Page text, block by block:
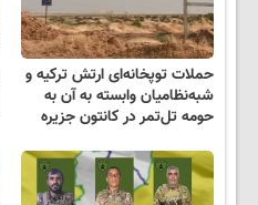
حملات توپخانه‌ای ارتش ترکیه و
شبه‌نظامیان وابسته به آن به
حومه تل‌تمر در کانتون جزیره